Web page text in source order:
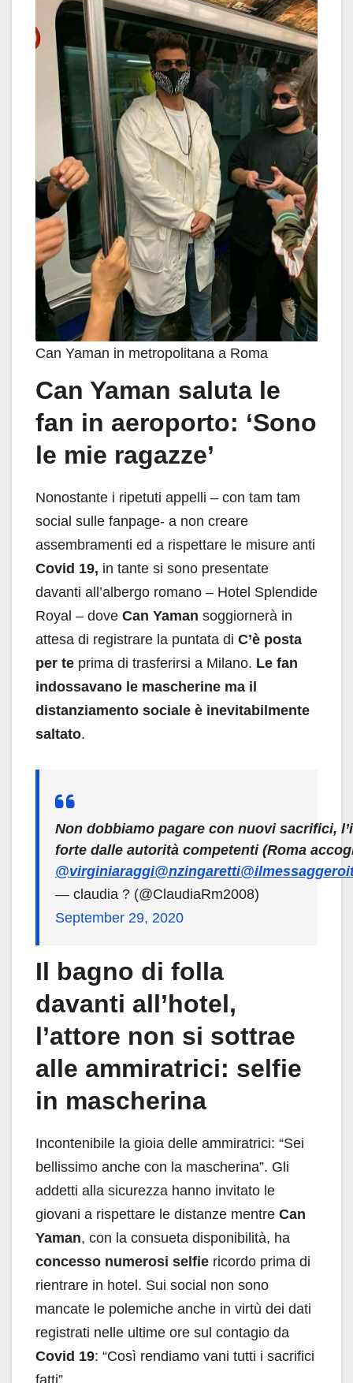
Can Yaman in metropolitana a Roma
Can Yaman saluta le
fan in aeroporto: ‘Sono
le mie ragazze’
Nonostante i ripetuti appelli – con tam tam
social sulle fanpage- a non creare
assembramenti ed a rispettare le misure anti
Covid 19, in tante si sono presentate
davanti all’albergo romano – Hotel Splendide
Royal – dove Can Yaman soggiornerà in
attesa di registrare la puntata di C’è posta
per te prima di trasferirsi a Milano. Le fan
indossavano le mascherine ma il
distanziamento sociale è inevitabilmente
saltato.
Non dobbiamo pagare con nuovi sacrifici,
forte dalle autorità competenti (Roma
@virginiaraggi@nzingaretti
— claudia ? (@ClaudiaRm2008)
September 29, 2020
Il bagno di folla
davanti all’hotel,
l’attore non si sottrae
alle ammiratrici: selfie
in mascherina
Incontenibile la gioia delle ammiratrici: “Sei
bellissimo anche con la mascherina”. Gli
addetti alla sicurezza hanno invitato le
giovani a rispettare le distanze mentre Can
Yaman, con la consueta disponibilità, ha
concesso numerosi selfie ricordo prima di
rientrare in hotel. Sui social non sono
mancate le polemiche anche in virtù dei dati
registrati nelle ultime ore sul contagio da
Covid 19: “Così rendiamo vani tutti i sacrifici
fatti”.